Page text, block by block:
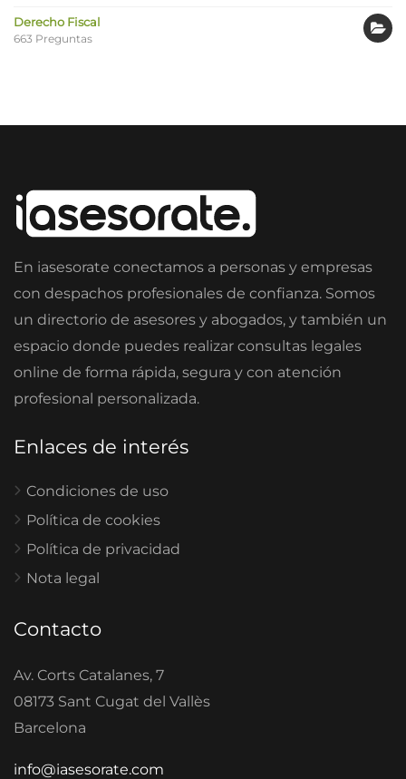
Derecho Fiscal
663 Preguntas
En iasesorate conectamos a personas y empresas
con despachos profesionales de confianza. Somos
un directorio de asesores y abogados, y también un
espacio donde puedes realizar consultas legales
online de forma rápida, segura y con atención
profesional personalizada.
Enlaces de interés
Condiciones de uso
Política de cookies
Política de privacidad
Nota legal
Contacto
Av. Corts Catalanes, 7
08173 Sant Cugat del Vallès
Barcelona
info@iasesorate.com